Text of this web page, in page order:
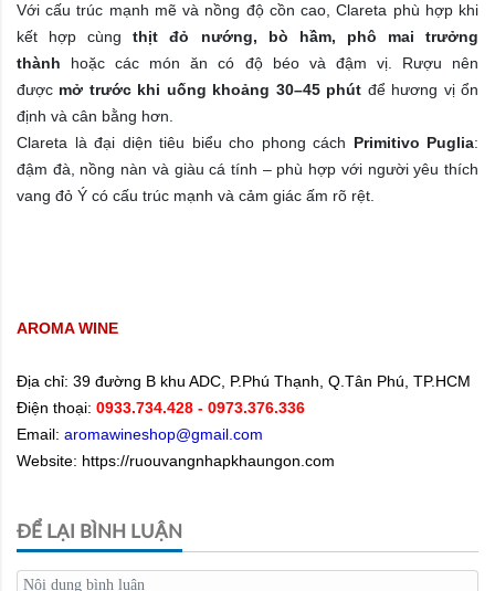
Với cấu trúc mạnh mẽ và nồng độ cồn cao, Clareta phù hợp khi
kết hợp cùngthịt đỏ nướng, bò hầm, phô mai trưởng
thành hoặc các món ăn có độ béo và đậm vị. Rượu nên
được mở trước khi uống khoảng 30–45 phút để hương vị ổn
định và cân bằng hơn.
Clareta là đại diện tiêu biểu cho phong cách Primitivo Puglia:
đậm đà, nồng nàn và giàu cá tính – phù hợp với người yêu thích
vang đỏ Ý có cấu trúc mạnh và cảm giác ấm rõ rệt.
AROMA WINE
Địa chỉ: 39 đường B khu ADC, P.Phú Thạnh, Q.Tân Phú, TP.HCM
Điện thoại: 0933.734.428 - 0973.376.336
Email: aromawineshop@gmail.com
Website: https://ruouvangnhapkhaungon.com
ĐỂ LẠI BÌNH LUẬN